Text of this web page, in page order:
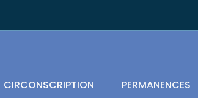
CIRCONSCRIPTION PERMANENCES